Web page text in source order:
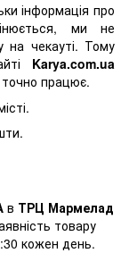
інформація про
ми не
на чекауті. Тому
Karya.com.ua
точно працює.
в ТРЦ Мармелад
товару
кожен день.